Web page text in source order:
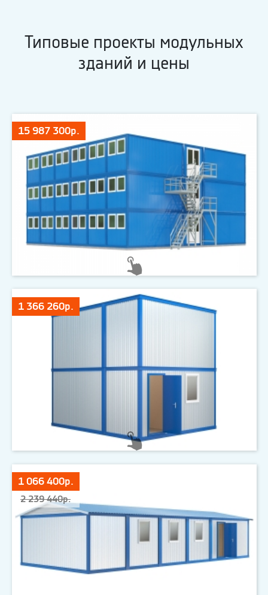
Типовые проекты модульных
зданий и цены
15 987 300р.
1 366 260р.
1 066 400р.
2 239 440р.